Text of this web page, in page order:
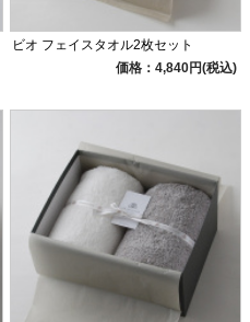
ビオ フェイスタオル2枚セット
価格：4,840円(税込)